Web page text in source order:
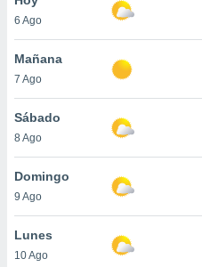
en
más
nuestra
de
6 Ago
Mañana
7 Ago
Sábado
8 Ago
Domingo
9 Ago
Lunes
10 Ago